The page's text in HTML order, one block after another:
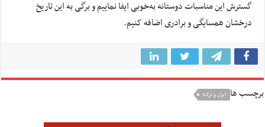
گسترش این مناسبات دوستانه به‌خوبی ایفا نماییم و برگی به این تاریخ
درخشان همسایگی و برادری اضافه کنیم.
برچسب ها ایران و ترکیه